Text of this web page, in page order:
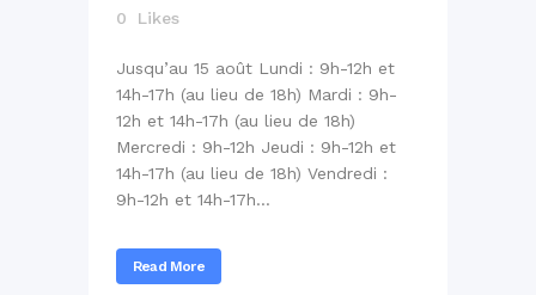
0
Likes
Jusqu’au 15 août Lundi : 9h-12h et
14h-17h (au lieu de 18h) Mardi : 9h-
12h et 14h-17h (au lieu de 18h)
Mercredi : 9h-12h Jeudi : 9h-12h et
14h-17h (au lieu de 18h) Vendredi :
9h-12h et 14h-17h...
Read More